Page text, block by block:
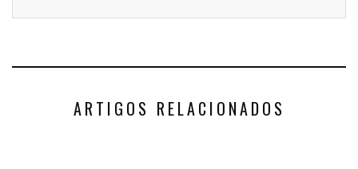
ARTIGOS RELACIONADOS